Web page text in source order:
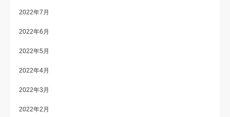
2022年7月
2022年6月
2022年5月
2022年4月
2022年3月
2022年2月